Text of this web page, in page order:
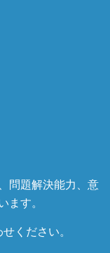
問題解決能力、意
ます。
ください。